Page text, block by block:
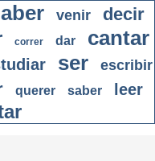
venir
decir
correr dar cantar
ser escribir
querer saber leer